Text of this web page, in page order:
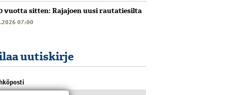
vuotta sitten: Rajajoen uusi rautatiesilta
07:00
uutiskirje